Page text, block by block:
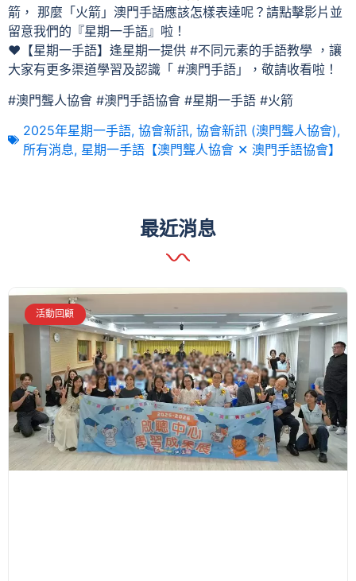
箭， 那麼「火箭」澳門手語應該怎樣表達呢？請點擊影片並
留意我們的『星期一手語』啦！
❤【星期一手語】逢星期一提供 #不同元素的手語教學 ，讓
大家有更多渠道學習及認識「 #澳門手語」，敬請收看啦！
#澳門聾人協會 #澳門手語協會 #星期一手語 #火箭
2025年星期一手語, 協會新訊, 協會新訊 (澳門聾人協會),
所有消息, 星期一手語【澳門聾人協會 ✕ 澳門手語協會】
最近消息
活動回顧